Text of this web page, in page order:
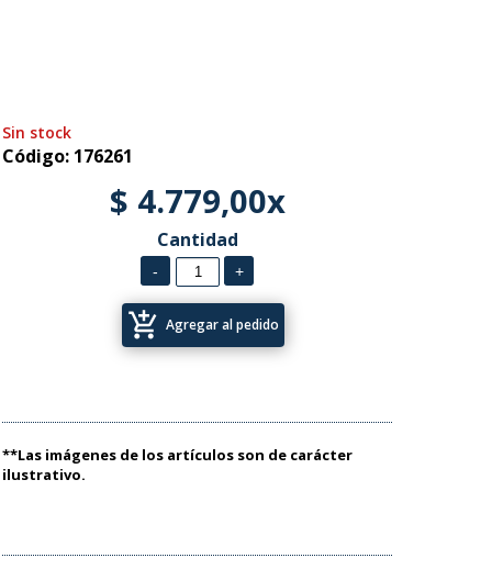
Sin stock
Código: 176261
$ 4.779,00x
Cantidad
add_shopping_cart Agregar al pedido
**Las imágenes de los artículos son de carácter
ilustrativo.